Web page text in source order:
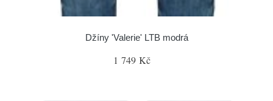
Džíny 'Valerie' LTB modrá
1 749 Kč